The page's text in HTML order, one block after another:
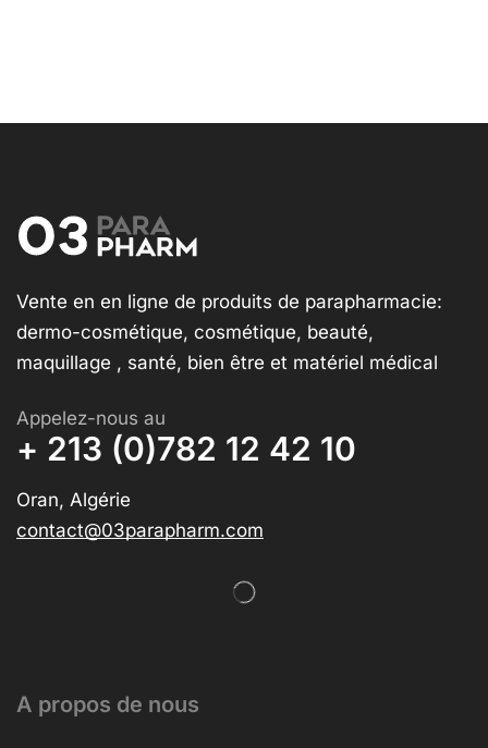
Vente en en ligne de produits de parapharmacie:
dermo-cosmétique, cosmétique, beauté,
maquillage , santé, bien être et matériel médical
Appelez-nous au
+ 213 (0)782 12 42 10
Oran, Algérie
contact@03parapharm.com
A propos de nous